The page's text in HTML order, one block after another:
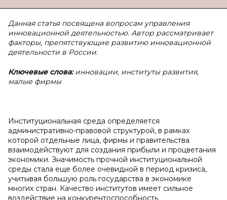
Данная статья посвящена вопросам управления
инновационной деятельностью. Автор рассматривает
факторы, препятствующие развитию инновационной
деятельности в России.
Ключевые слова: инновации, институты развития,
малые фирмы
Институциональная среда определяется
административно-правовой структурой, в рамках
которой отдельные лица, фирмы и правительства
взаимодействуют для создания прибыли и процветания
экономики. Значимость прочной институциональной
среды стала еще более очевидной в период кризиса,
учитывая большую роль государства в экономике
многих стран. Качество институтов имеет сильное
воздействие на конкурентоспособность